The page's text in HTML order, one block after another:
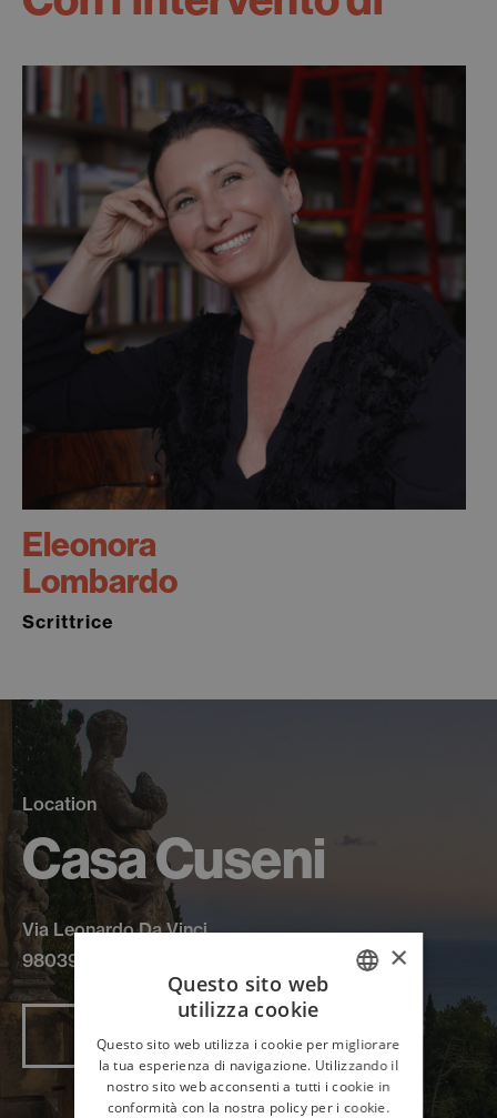
Eleonora
Lombardo
Scrittrice
Location
Casa Cuseni
Via Leonardo Da Vinci
98039 Taormina
Leggi di più
ENGLISH
×
Questo sito web
utilizza cookie
Questo sito web utilizza i cookie per migliorare
la tua esperienza di navigazione. Utilizzando il
nostro sito web acconsenti a tutti i cookie in
conformità con la nostra policy per i cookie.